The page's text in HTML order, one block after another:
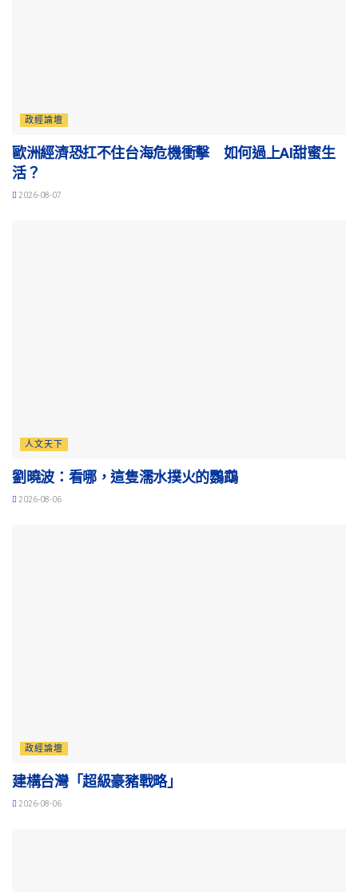
政經論壇
歐洲經濟恐扛不住台海危機衝擊 如何過上AI甜蜜生
活？
2026-08-07
人文天下
劉曉波：看哪，這隻濡水撲火的鸚鵡
2026-08-06
政經論壇
建構台灣「超級豪豬戰略」
2026-08-06